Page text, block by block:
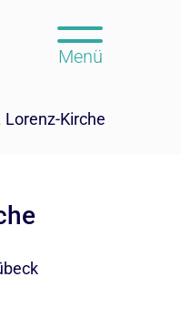
Menü
Lorenz-Kirche